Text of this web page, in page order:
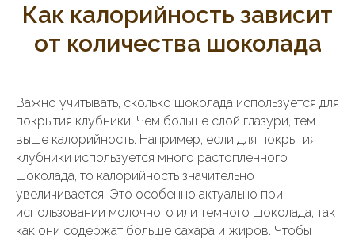
Как калорийность зависит
от количества шоколада
Важно учитывать, сколько шоколада используется для
покрытия клубники. Чем больше слой глазури, тем
выше калорийность. Например, если для покрытия
клубники используется много растопленного
шоколада, то калорийность значительно
увеличивается. Это особенно актуально при
использовании молочного или темного шоколада, так
как они содержат больше сахара и жиров. Чтобы